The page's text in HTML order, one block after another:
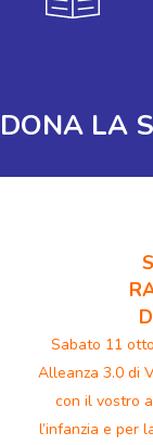
DONA LA
Sabato 11
Alleanza 3.0 di
con il vostro
l’infanzia e per